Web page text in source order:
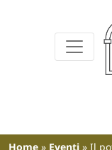
Sistema
Home Eventi Il